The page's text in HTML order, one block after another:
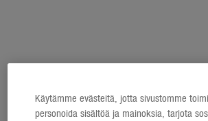
Käytämme evästeitä, jotta sivustomme
personoida sisältöä ja mainoksia, tarjota